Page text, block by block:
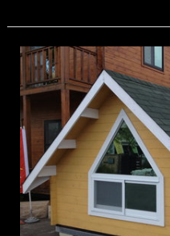
休
閒
度
假
原
木
屋
系
列